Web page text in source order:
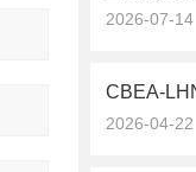
2026-07-14
2026-04-22